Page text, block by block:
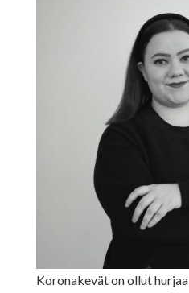
Koronakevät on ollut